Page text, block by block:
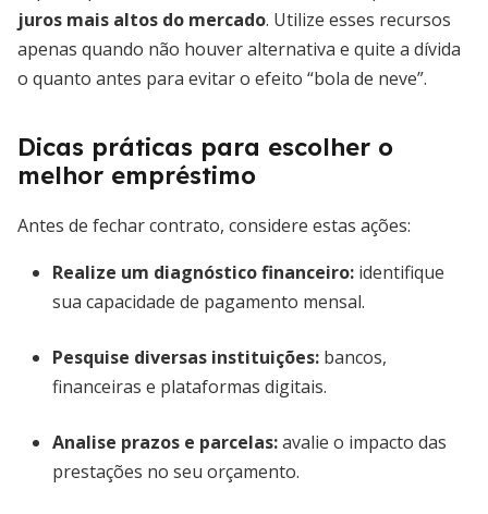
juros mais altos do mercado. Utilize esses recursos
apenas quando não houver alternativa e quite a dívida
o quanto antes para evitar o efeito “bola de neve”.
Dicas práticas para escolher o
melhor empréstimo
Antes de fechar contrato, considere estas ações:
Realize um diagnóstico financeiro: identifique
sua capacidade de pagamento mensal.
Pesquise diversas instituições: bancos,
financeiras e plataformas digitais.
Analise prazos e parcelas:avalie o impacto das
prestações no seu orçamento.